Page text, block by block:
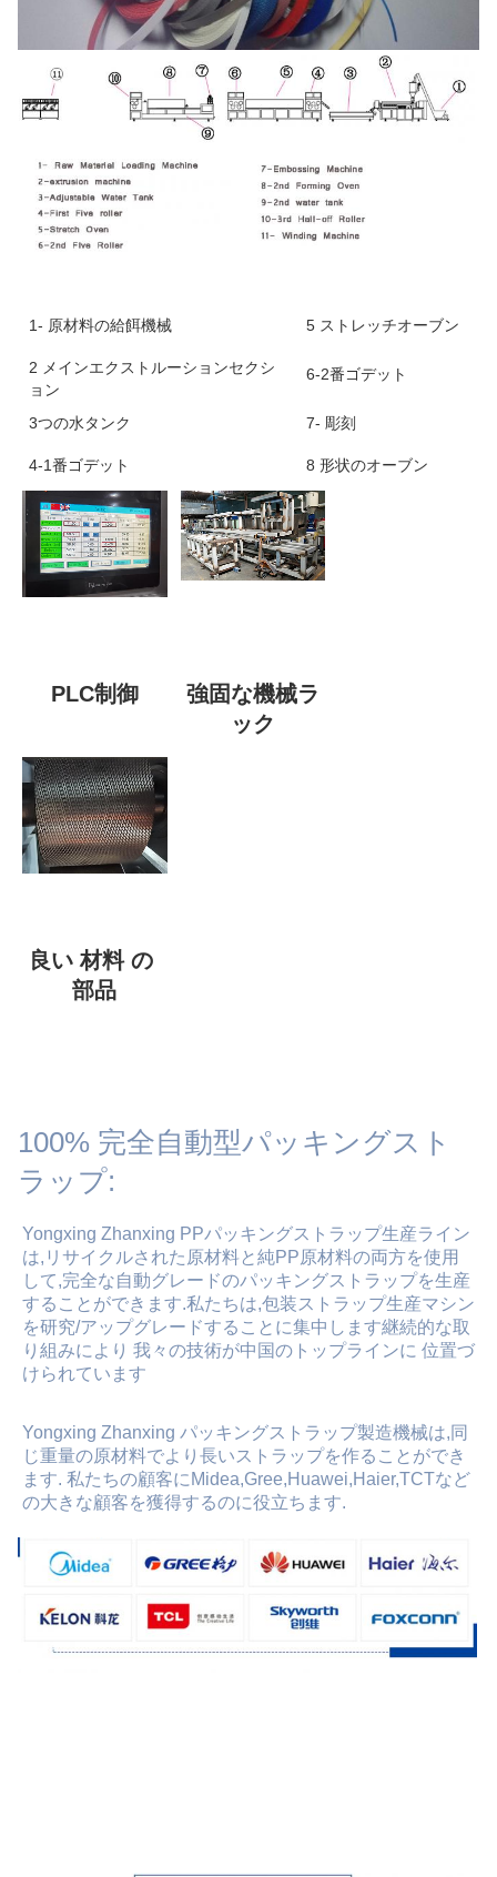
1- 原材料の給餌機械 5 ストレッチオーブン
2 メインエクストルーションセクシ
ョン
6-2番ゴデット
3つの水タンク 7- 彫刻
4-1番ゴデット 8 形状のオーブン
PLC制御
強固な機械ラ
ック
良い 材料 の
部品
100% 完全自動型パッキングスト
ラップ:
Yongxing Zhanxing PPパッキングストラップ生産ライン
は,リサイクルされた原材料と純PP原材料の両方を使用
して,完全な自動グレードのパッキングストラップを生産
することができます.私たちは,包装ストラップ生産マシン
を研究/アップグレードすることに集中します継続的な取
り組みにより 我々の技術が中国のトップラインに 位置づ
けられています
Yongxing Zhanxing パッキングストラップ製造機械は,同
じ重量の原材料でより長いストラップを作ることができ
ます. 私たちの顧客にMidea,Gree,Huawei,Haier,TCTなど
の大きな顧客を獲得するのに役立ちます.